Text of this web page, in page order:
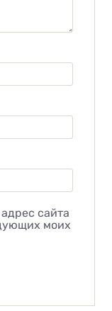
сайта
моих